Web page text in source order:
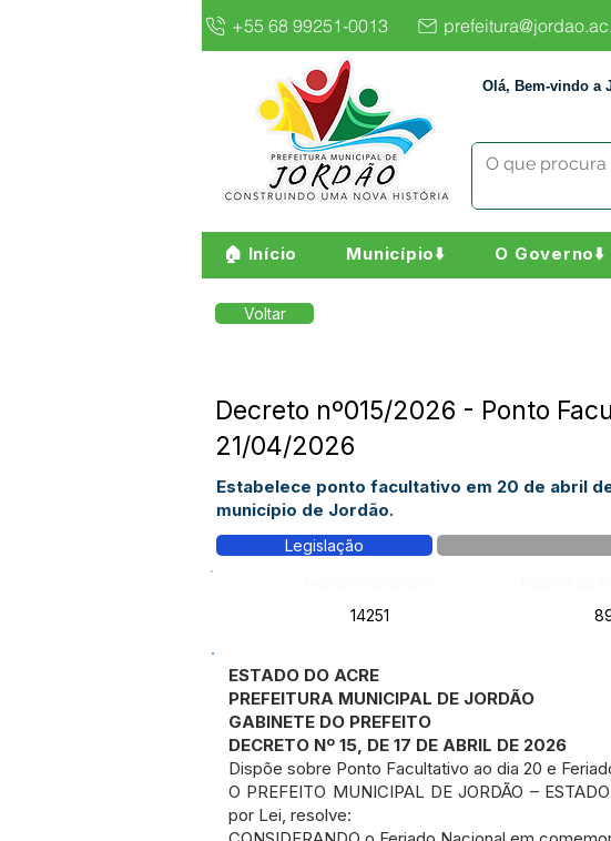
+55 68 99251-0013
Olá, Bem-vindo a
🏠 Início Município⬇️ O Governo⬇️
Voltar
Decreto nº015/2026 - Ponto
21/04/2026
Estabelece ponto facultativo em 20 de abril
município de Jordão.
Legislação
14251
ESTADO DO ACRE
PREFEITURA MUNICIPAL DE JORDÃO
GABINETE DO PREFEITO
DECRETO Nº 15, DE 17 DE ABRIL DE 2026
Dispõe sobre Ponto Facultativo ao dia 20 e
O PREFEITO MUNICIPAL DE JORDÃO –
por Lei, resolve: